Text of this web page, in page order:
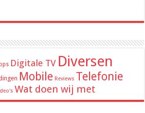
Digitale TV Diversen
Mobile Reviews Telefonie
Wat doen wij met